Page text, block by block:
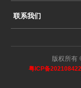
联系我们
版权所有
粤ICP备